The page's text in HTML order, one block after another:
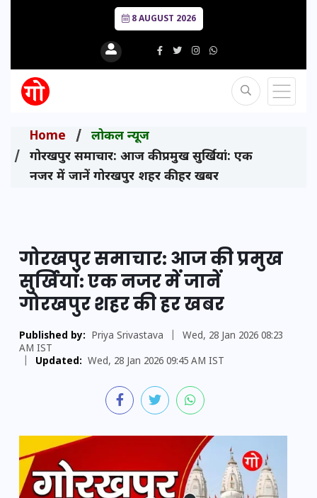
8 AUGUST 2026
Home
लोकल न्यूज
गोरखपुर समाचार: आज की प्रमुख सुर्खियां: एक
नजर में जानें गोरखपुर शहर की हर खबर
गोरखपुर समाचार: आज की प्रमुख
सुर्खियां: एक नजर में जानें
गोरखपुर शहर की हर खबर
Published by: Priya Srivastava
Wed, 28 Jan 2026 08:23
AM IST
Updated: Wed, 28 Jan 2026 09:45 AM IST